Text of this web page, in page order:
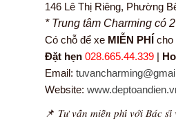
146 Lê Thị Riêng, Phường
* Trung tâm Charming có
Có chỗ để xe MIỄN PHÍ cho
Đặt hẹn 028.665.44.339 |
Email:
Website:
📌 𝑇𝑢̛ 𝑣𝑎̂́𝑛 𝑚𝑖𝑒̂̃𝑛 𝑝ℎ𝑖́ 𝑣𝑜̛́𝑖 𝐵𝑎́𝑐 𝑠𝑖̃